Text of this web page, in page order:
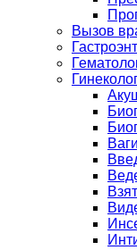
Вызов